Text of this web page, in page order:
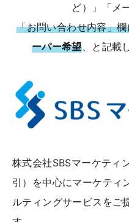
ど）」「メ
「お問い合わせ内容」
ーパー希望、と記載
株式会社SBSマーケティ
引）を中心にマーケティ
ルティングサービスをご